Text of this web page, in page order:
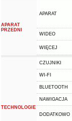
APARAT
PRZEDNI
APARAT
WIDEO
WIĘCEJ
TECHNOLOGIE
CZUJNIKI
WI-FI
BLUETOOTH
NAWIGACJA
DODATKOWO